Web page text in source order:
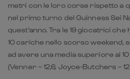
metri con le loro corse rispetto a
nel primo turno del Guinness Sei
quest'anno. Tra le 19 giocatrici
10 cariche nello scorso weekend,
ad avere una media superiore ai
(Venner – 12,6, Joyce-Butchers –